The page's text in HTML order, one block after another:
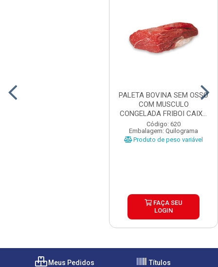
PALETA BOVINA SEM OSSO
COM MUSCULO
CONGELADA FRIBOI CAIXA
±2...
Código: 620
Embalagem: Quilograma
Produto de peso variável
FAÇA SEU
LOGIN
Meus Pedidos Títulos